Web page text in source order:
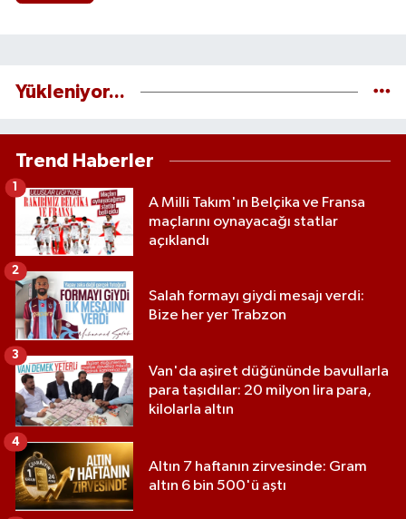
Yükleniyor...
Trend Haberler
A Milli Takım'ın Belçika ve Fransa
maçlarını oynayacağı statlar
açıklandı
1
Salah formayı giydi mesajı verdi:
Bize her yer Trabzon
2
Van'da aşiret düğününde bavullarla
para taşıdılar: 20 milyon lira para,
kilolarla altın
3
Altın 7 haftanın zirvesinde: Gram
altın 6 bin 500'ü aştı
4